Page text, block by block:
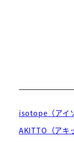
isotope（アイ
AKITTO（アキ